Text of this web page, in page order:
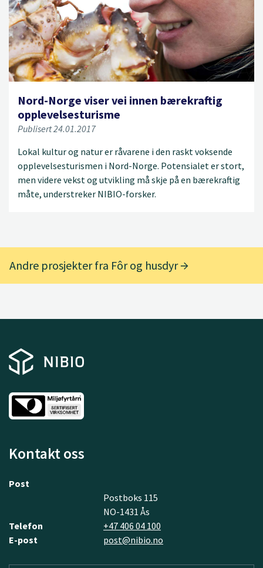
Nord-Norge viser vei innen bærekraftig
opplevelsesturisme
Publisert 24.01.2017
Lokal kultur og natur er råvarene i den raskt voksende
opplevelsesturismen i Nord-Norge. Potensialet er stort,
men videre vekst og utvikling må skje på en bærekraftig
måte, understreker NIBIO-forsker.
Andre prosjekter fra Fôr og husdyr
Kontakt oss
Post
Postboks 115
NO-1431 Ås
Telefon
+47 406 04 100
E-post
post@nibio.no